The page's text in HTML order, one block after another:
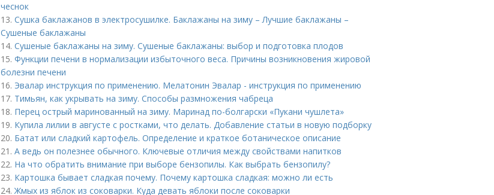
чеснок
13. Сушка баклажанов в электросушилке. Баклажаны на зиму – Лучшие баклажаны –
Сушеные баклажаны
14. Сушеные баклажаны на зиму. Сушеные баклажаны: выбор и подготовка плодов
15. Функции печени в нормализации избыточного веса. Причины возникновения жировой
болезни печени
16. Эвалар инструкция по применению. Мелатонин Эвалар - инструкция по применению
17. Тимьян, как укрывать на зиму. Способы размножения чабреца
18. Перец острый маринованный на зиму. Маринад по-болгарски «Пукани чушлета»
19. Купила лилии в августе с ростками, что делать. Добавление статьи в новую подборку
20. Батат или сладкий картофель. Определение и краткое ботаническое описание
21. А ведь он полезнее обычного. Ключевые отличия между свойствами напитков
22. На что обратить внимание при выборе бензопилы. Как выбрать бензопилу?
23. Картошка бывает сладкая почему. Почему картошка сладкая: можно ли есть
24.Жмых из яблок из соковарки. Куда девать яблоки после соковарки